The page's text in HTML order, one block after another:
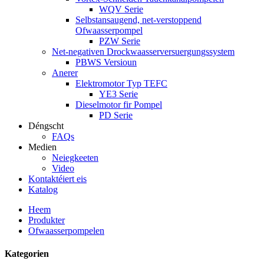
WQV Serie
Selbstansaugend, net-verstoppend
Ofwaasserpompel
PZW Serie
Net-negativen Drockwaasserversuergungssystem
PBWS Versioun
Anerer
Elektromotor Typ TEFC
YE3 Serie
Dieselmotor fir Pompel
PD Serie
Déngscht
FAQs
Medien
Neiegkeeten
Video
Kontaktéiert eis
Katalog
Heem
Produkter
Ofwaasserpompelen
Kategorien